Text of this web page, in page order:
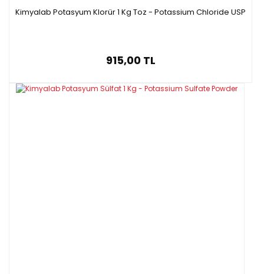
Kimyalab Potasyum Klorür 1 Kg Toz - Potassium Chloride USP
915,00 TL